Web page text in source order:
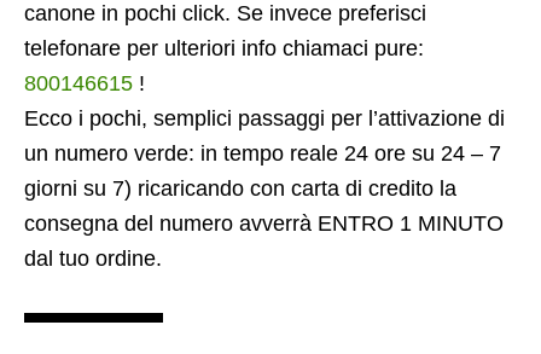
canone in pochi click. Se invece preferisci
telefonare per ulteriori info chiamaci pure:
800146615 !
Ecco i pochi, semplici passaggi per l’attivazione di
un numero verde: in tempo reale 24 ore su 24 – 7
giorni su 7) ricaricando con carta di credito la
consegna del numero avverrà ENTRO 1 MINUTO
dal tuo ordine.